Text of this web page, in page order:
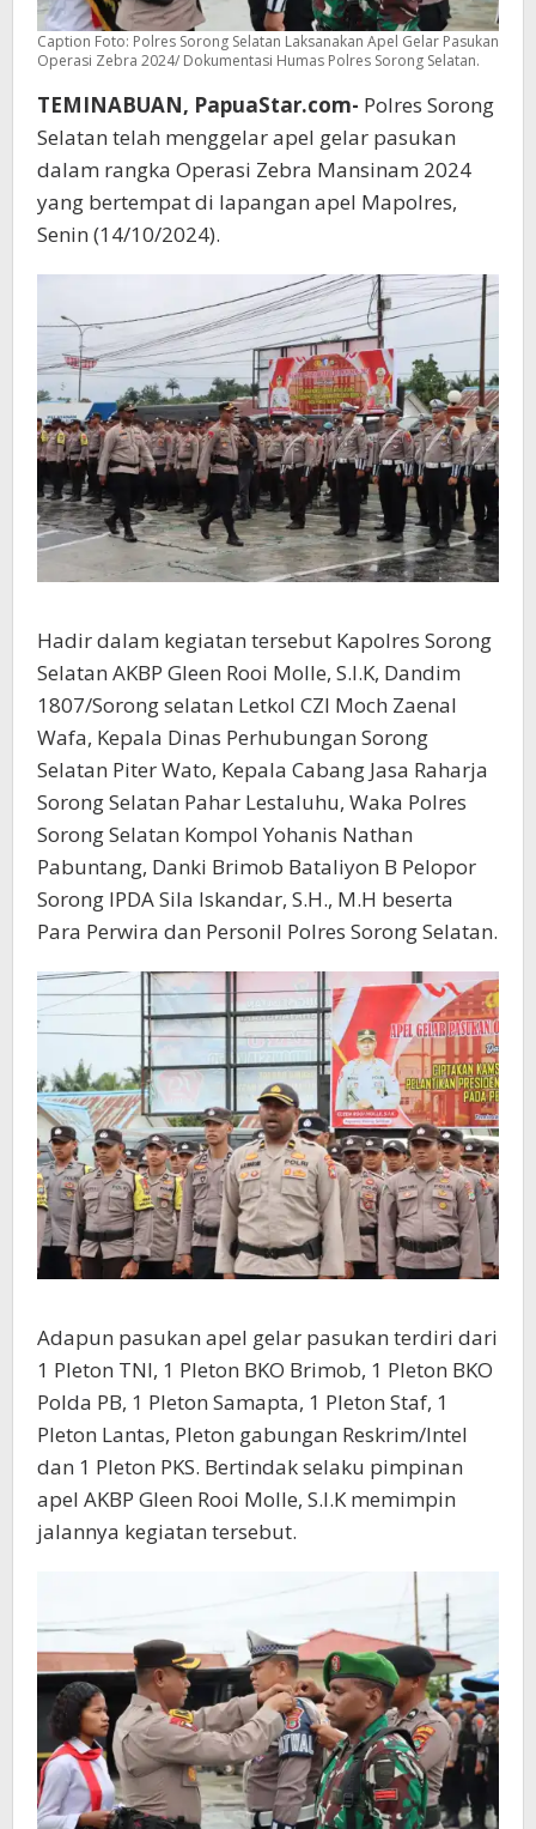
Caption Foto: Polres Sorong Selatan Laksanakan Apel Gelar Pasukan
Operasi Zebra 2024/ Dokumentasi Humas Polres Sorong Selatan.
TEMINABUAN, PapuaStar.com- Polres Sorong
Selatan telah menggelar apel gelar pasukan
dalam rangka Operasi Zebra Mansinam 2024
yang bertempat di lapangan apel Mapolres,
Senin (14/10/2024).
Hadir dalam kegiatan tersebut Kapolres Sorong
Selatan AKBP Gleen Rooi Molle, S.I.K, Dandim
1807/Sorong selatan Letkol CZI Moch Zaenal
Wafa, Kepala Dinas Perhubungan Sorong
Selatan Piter Wato, Kepala Cabang Jasa Raharja
Sorong Selatan Pahar Lestaluhu, Waka Polres
Sorong Selatan Kompol Yohanis Nathan
Pabuntang, Danki Brimob Bataliyon B Pelopor
Sorong IPDA Sila Iskandar, S.H., M.H beserta
Para Perwira dan Personil Polres Sorong Selatan.
Adapun pasukan apel gelar pasukan terdiri dari
1 Pleton TNI, 1 Pleton BKO Brimob, 1 Pleton BKO
Polda PB, 1 Pleton Samapta, 1 Pleton Staf, 1
Pleton Lantas, Pleton gabungan Reskrim/Intel
dan 1 Pleton PKS. Bertindak selaku pimpinan
apel AKBP Gleen Rooi Molle, S.I.K memimpin
jalannya kegiatan tersebut.